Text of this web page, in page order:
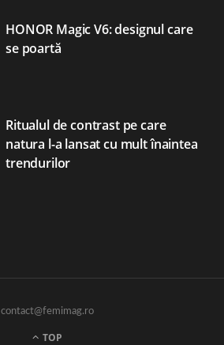
HONOR Magic V6: designul care
se poartă
Ritualul de contrast pe care
natura l-a lansat cu mult înaintea
trendurilor
contact@femimag.ro
TOP